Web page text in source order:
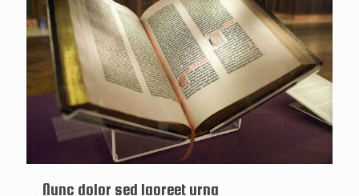
Nunc dolor sed laoreet urna